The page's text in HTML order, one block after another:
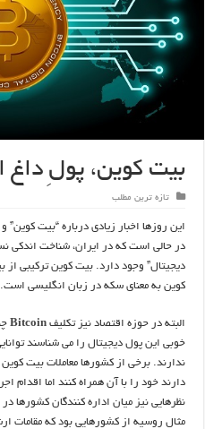
بیت کوین، پولِ داغ
تازه ترین مطلب
این روزها اخبار زیادی درباره “بیت
در حالی است که در ایران، شناخت اندکی
دیجیتال” وجود دارد. بیت کوین ترکیبی از
کوین به معنای سکه در زبان انگلیسی است.
البته در حوزه اقتصاد نیز تکلیفBitcoin
خوبی این پول دیجیتال را می شناسند
ندارند. برخی از کشورها معاملات بیت
دارند خود را با آن همراه کنند اما اقدام
نظرهایی نیز میان اداره کنندگان کشورها در
مثال روسیه از کشورهایی بود که مقامات